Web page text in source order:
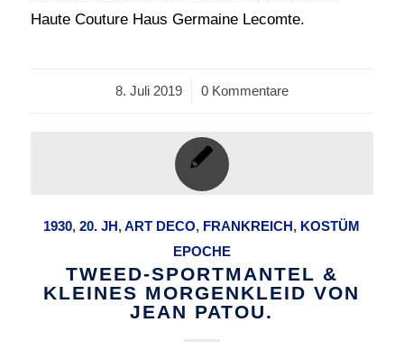
Haute Couture Haus Germaine Lecomte.
8. Juli 2019
/ 0 Kommentare
1930,20. JH,ART DECO, FRANKREICH, KOSTÜM
EPOCHE
TWEED-SPORTMANTEL &
KLEINES MORGENKLEID VON
JEAN PATOU.